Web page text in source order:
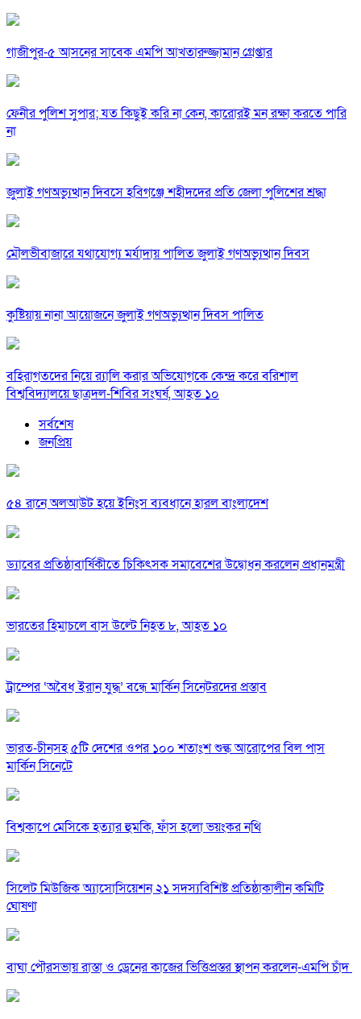
গাজীপুর-৫ আসনের সাবেক এমপি আখতারুজ্জামান গ্রেপ্তার
ফেনীর পুলিশ সুপার; যত কিছুই করি না কেন, কারোরই মন রক্ষা করতে পারি
না
জুলাই গণঅভ্যুত্থান দিবসে হবিগঞ্জে শহীদদের প্রতি জেলা পুলিশের শ্রদ্ধা
মৌলভীবাজারে যথাযোগ্য মর্যাদায় পালিত জুলাই গণঅভ্যুত্থান দিবস
কুষ্টিয়ায় নানা আয়োজনে জুলাই গণঅভ্যুত্থান দিবস পালিত
বহিরাগতদের নিয়ে র‍্যালি করার অভিযোগকে কেন্দ্র করে বরিশাল
বিশ্ববিদ্যালয়ে ছাত্রদল-শিবির সংঘর্ষ, আহত ১০
সর্বশেষ
জনপ্রিয়
৫৪ রানে অলআউট হয়ে ইনিংস ব্যবধানে হারল বাংলাদেশ
ড্যাবের প্রতিষ্ঠাবার্ষিকীতে চিকিৎসক সমাবেশের উদ্বোধন করলেন প্রধানমন্ত্রী
ভারতের হিমাচলে বাস উল্টে নিহত ৮, আহত ১০
ট্রাম্পের ‘অবৈধ ইরান যুদ্ধ’ বন্ধে মার্কিন সিনেটরদের প্রস্তাব
ভারত-চীনসহ ৫টি দেশের ওপর ১০০ শতাংশ শুল্ক আরোপের বিল পাস
মার্কিন সিনেটে
বিশ্বকাপে মেসিকে হত্যার হুমকি, ফাঁস হলো ভয়ংকর নথি
সিলেট মিউজিক অ্যাসোসিয়েশন ২১ সদস্যবিশিষ্ট প্রতিষ্ঠাকালীন কমিটি
ঘোষণা
বাঘা পৌরসভায় রাস্তা ও ড্রেনের কাজের ভিত্তিপ্রস্তর স্থাপন করলেন-এমপি চাঁদ